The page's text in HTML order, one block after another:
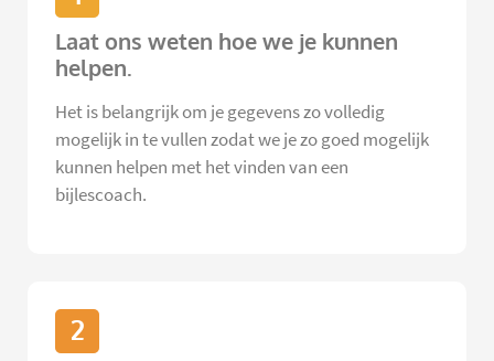
Laat ons weten hoe we je kunnen
helpen.
Het is belangrijk om je gegevens zo volledig
mogelijk in te vullen zodat we je zo goed mogelijk
kunnen helpen met het vinden van een
bijlescoach.
2